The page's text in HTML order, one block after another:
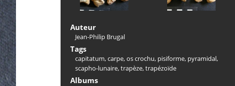
Auteur
Jean-Philip Brugal
Tags
capitatum,carpe,os crochu, pisiforme, pyramidal,
scapho-lunaire,trapèze,trapézoïde
Albums